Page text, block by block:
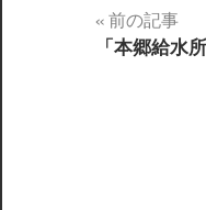
投
稿
前の記事
「本郷給水